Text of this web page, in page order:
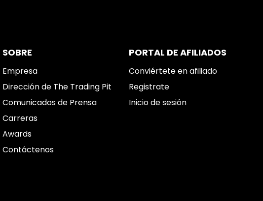
SOBRE
Empresa
Dirección de The Trading Pit
Comunicados de Prensa
Carreras
Awards
Contáctenos
PORTAL DE AFILIADOS
Conviértete en afiliado
Registrate
Inicio de sesión